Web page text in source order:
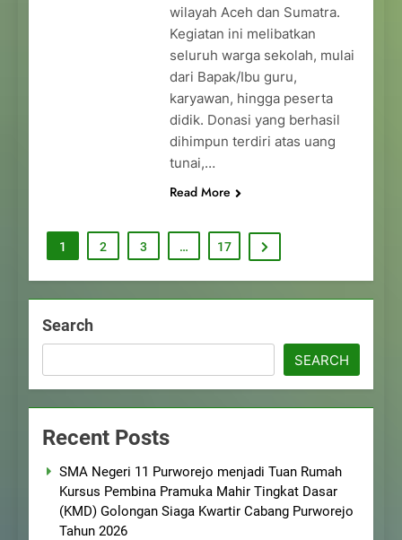
wilayah Aceh dan Sumatra.
Kegiatan ini melibatkan
seluruh warga sekolah, mulai
dari Bapak/Ibu guru,
karyawan, hingga peserta
didik. Donasi yang berhasil
dihimpun terdiri atas uang
tunai,…
Read More
1 2 3 … 17
Search
SEARCH
Recent Posts
SMA Negeri 11 Purworejo menjadi Tuan Rumah
Kursus Pembina Pramuka Mahir Tingkat Dasar
(KMD) Golongan Siaga Kwartir Cabang Purworejo
Tahun 2026